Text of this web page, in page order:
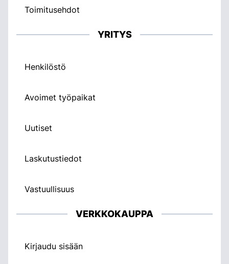
Toimitusehdot
YRITYS
Henkilöstö
Avoimet työpaikat
Uutiset
Laskutustiedot
Vastuullisuus
VERKKOKAUPPA
Kirjaudu sisään